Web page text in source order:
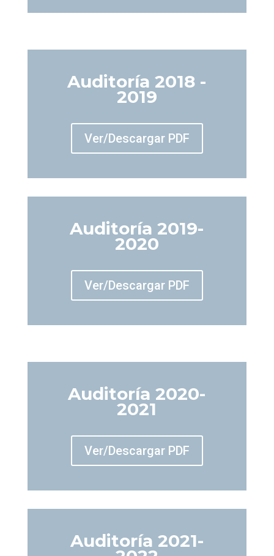
Auditoría 2018 -
2019
Ver/Descargar PDF
Auditoría 2019-
2020
Ver/Descargar PDF
Auditoría 2020-
2021
Ver/Descargar PDF
Auditoría 2021-